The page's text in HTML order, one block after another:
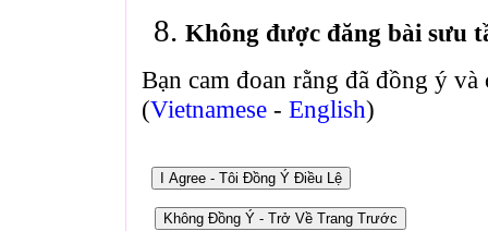
Không được đăng bài sưu
Bạn cam đoan rằng đã đồng ý
(Vietnamese - English)